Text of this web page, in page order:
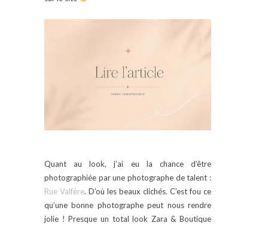
Quant au look, j’ai eu la chance d’être
photographiée par une photographe de talent :
Rue Valfère. D’où les beaux clichés. C’est fou ce
qu’une bonne photographe peut nous rendre
jolie ! Presque un total look Zara & Boutique